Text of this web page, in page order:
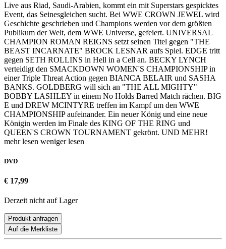
Live aus Riad, Saudi-Arabien, kommt ein mit Superstars gespicktes
Event, das Seinesgleichen sucht. Bei WWE CROWN JEWEL wird
Geschichte geschrieben und Champions werden vor dem größten
Publikum der Welt, dem WWE Universe, gefeiert. UNIVERSAL
CHAMPION ROMAN REIGNS setzt seinen Titel gegen "THE
BEAST INCARNATE" BROCK LESNAR aufs Spiel. EDGE tritt
gegen SETH ROLLINS in Hell in a Cell an. BECKY LYNCH
verteidigt den SMACKDOWN WOMEN'S CHAMPIONSHIP in
einer Triple Threat Action gegen BIANCA BELAIR und SASHA
BANKS. GOLDBERG will sich an "THE ALL MIGHTY"
BOBBY LASHLEY in einem No Holds Barred Match rächen. BIG
E und DREW MCINTYRE treffen im Kampf um den WWE
CHAMPIONSHIP aufeinander. Ein neuer König und eine neue
Königin werden im Finale des KING OF THE RING und
QUEEN'S CROWN TOURNAMENT gekrönt. UND MEHR!
mehr lesen weniger lesen
DVD
€ 17,99
Derzeit nicht auf Lager
Produkt anfragen
Auf die Merkliste